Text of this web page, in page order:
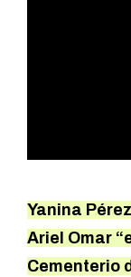
Yanina Pérez
Ariel Omar
Cementerio